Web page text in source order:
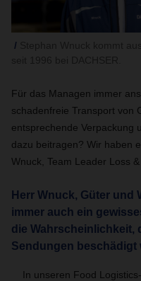
Für das Managen immer
schadenfreie Transport von
entsprechende Verpackung
dazu beitragen? Wir haben
Wnuck, Team Leader Loss
Herr Wnuck, Güter und
immer auch ein
die Wahrscheinlichkeit,
Sendungen beschädigt
In unseren Food